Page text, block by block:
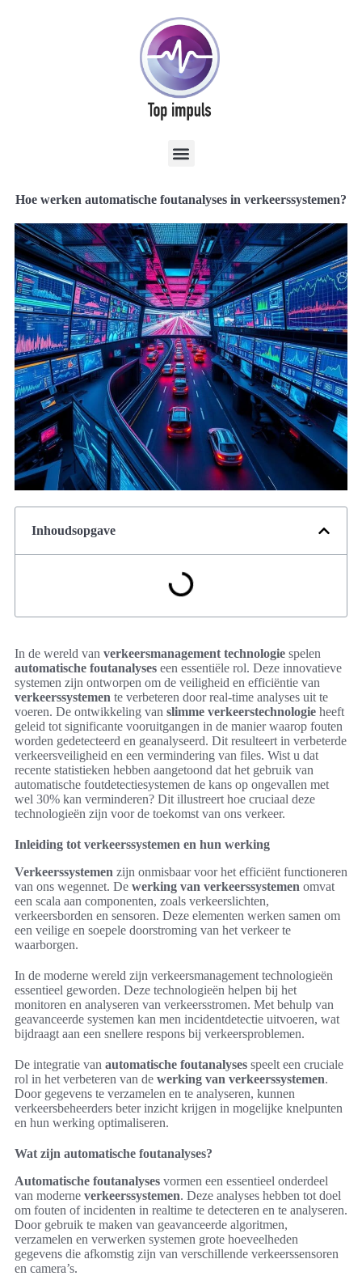
Hoe werken automatische foutanalyses in verkeerssystemen?
Inhoudsopgave
In de wereld van verkeersmanagement technologie spelen
automatische foutanalyses een essentiële rol. Deze innovatieve
systemen zijn ontworpen om de veiligheid en efficiëntie van
verkeerssystemen te verbeteren door real-time analyses uit te
voeren. De ontwikkeling van slimme verkeerstechnologie heeft
geleid tot significante vooruitgangen in de manier waarop fouten
worden gedetecteerd en geanalyseerd. Dit resulteert in verbeterde
verkeersveiligheid en een vermindering van files. Wist u dat
recente statistieken hebben aangetoond dat het gebruik van
automatische foutdetectiesystemen de kans op ongevallen met
wel 30% kan verminderen? Dit illustreert hoe cruciaal deze
technologieën zijn voor de toekomst van ons verkeer.
Inleiding tot verkeerssystemen en hun werking
Verkeerssystemen zijn onmisbaar voor het efficiënt functioneren
van ons wegennet. De werking van verkeerssystemen omvat
een scala aan componenten, zoals verkeerslichten,
verkeersborden en sensoren. Deze elementen werken samen om
een veilige en soepele doorstroming van het verkeer te
waarborgen.
In de moderne wereld zijn verkeersmanagement technologieën
essentieel geworden. Deze technologieën helpen bij het
monitoren en analyseren van verkeersstromen. Met behulp van
geavanceerde systemen kan men incidentdetectie uitvoeren, wat
bijdraagt aan een snellere respons bij verkeersproblemen.
De integratie van automatische foutanalyses speelt een cruciale
rol in het verbeteren van de werking van verkeerssystemen.
Door gegevens te verzamelen en te analyseren, kunnen
verkeersbeheerders beter inzicht krijgen in mogelijke knelpunten
en hun werking optimaliseren.
Wat zijn automatische foutanalyses?
Automatische foutanalyses vormen een essentieel onderdeel
van moderne verkeerssystemen. Deze analyses hebben tot doel
om fouten of incidenten in realtime te detecteren en te analyseren.
Door gebruik te maken van geavanceerde algoritmen,
verzamelen en verwerken systemen grote hoeveelheden
gegevens die afkomstig zijn van verschillende verkeerssensoren
en camera’s.